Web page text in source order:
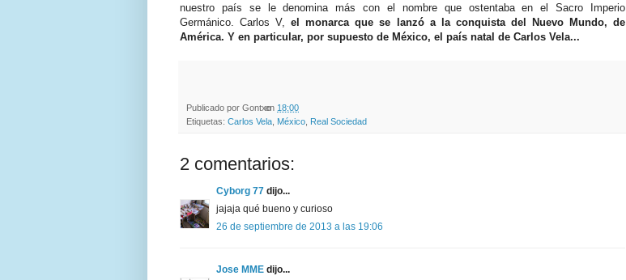
nuestro país se le denomina más con el nombre que ostentaba en el Sacro Imperio
Germánico. Carlos V,el monarca que se lanzó a la conquista del Nuevo Mundo, de
América. Y en particular, por supuesto de México, el país natal de Carlos Vela...
Publicado por Gontxoen 18:00
Etiquetas: Carlos Vela México Real Sociedad
2 comentarios:
Cyborg 77 dijo...
jajaja qué bueno y curioso
26 de septiembre de 2013 a las 19:06
Jose MME dijo...